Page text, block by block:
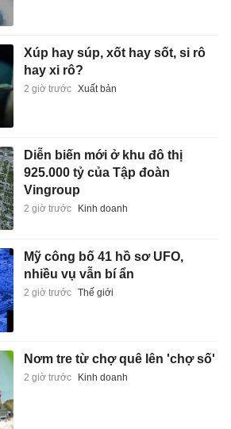
Xúp hay súp, xốt hay sốt, si rô
hay xi rô?
2 giờ trước Xuất bản
Diễn biến mới ở khu đô thị
925.000 tỷ của Tập đoàn
Vingroup
2 giờ trước Kinh doanh
Mỹ công bố 41 hồ sơ UFO,
nhiều vụ vẫn bí ẩn
2 giờ trước Thế giới
Nơm tre từ chợ quê lên 'chợ số'
2 giờ trước Kinh doanh